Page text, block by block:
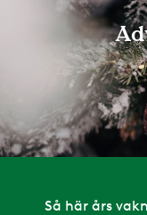
Så här års